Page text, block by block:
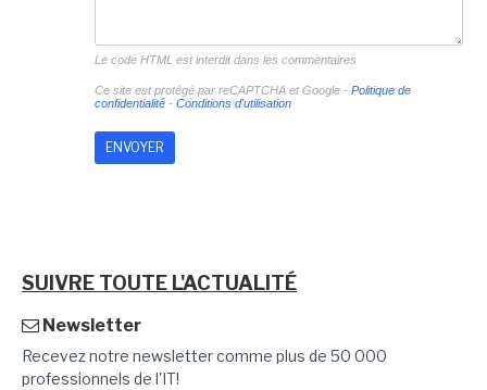
Le code HTML est interdit dans les commentaires
Ce site est protégé par reCAPTCHA et Google - Politique de
confidentialité- Conditions d'utilisation
SUIVRE TOUTE L'ACTUALITÉ
Newsletter
Recevez notre newsletter comme plus de 50 000
professionnels de l'IT!